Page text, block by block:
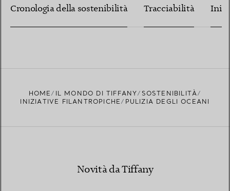
Cronologia della sostenibilità Tracciabilità
HOME IL MONDO DI TIFFANY
SOSTENIBILITÀ
INIZIATIVE FILANTROPICHE
PULIZIA DEGLI OCEANI
Novità da Tiffany